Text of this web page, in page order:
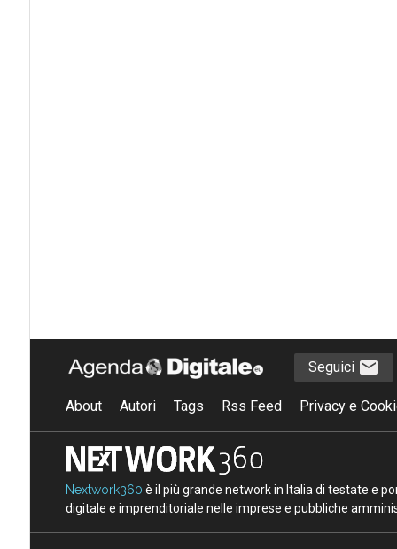
Seguici
About Autori Tags Rss Feed Privacy e
Nextwork360 è il più grande network in Italia di testate e
digitale e imprenditoriale nelle imprese e pubbliche